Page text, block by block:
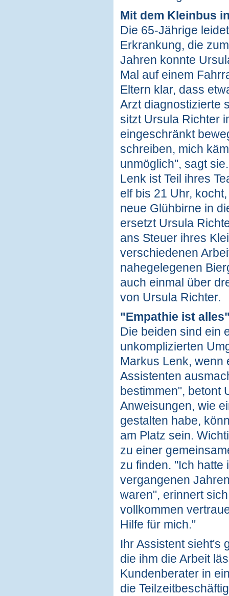
Mit dem Kleinbus
Die 65-Jährige
Erkrankung, die
Jahren konnte
Mal auf einem
Eltern klar, dass
Arzt diagnostizierte
sitzt Ursula Richter
eingeschränkt
schreiben, mich
unmöglich", sagt
Lenk ist Teil ihres
elf bis 21 Uhr,
neue Glühbirne in
ersetzt Ursula
ans Steuer ihres
verschiedenen
nahegelegenen
auch einmal über
von Ursula Richter.
"Empathie ist
Die beiden sind ein
unkomplizierten
Markus Lenk, wenn
Assistenten
bestimmen", betont
Anweisungen, wie
gestalten habe,
am Platz sein.
zu einer
zu finden. "Ich hatte
vergangenen
waren", erinnert
vollkommen
Hilfe für mich."
Ihr Assistent sieht's
die ihm die Arbeit
Kundenberater in
die